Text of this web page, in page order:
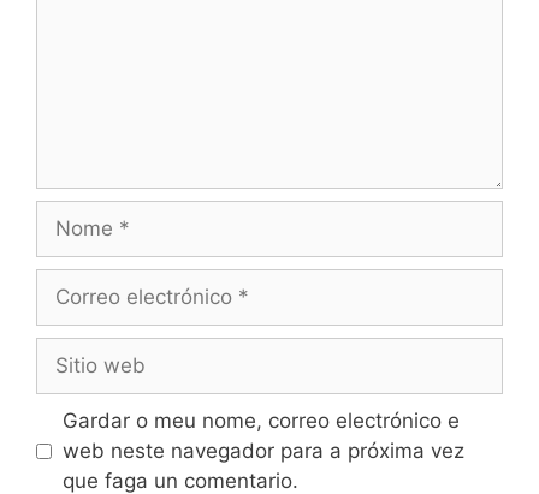
Nome
Correo
Sitio
web
Gardar o meu nome, correo electrónico e
web neste navegador para a próxima vez
que faga un comentario.